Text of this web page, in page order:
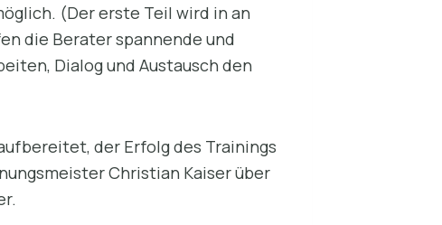
(Der erste Teil wird in an
die Berater spannende und
Dialog und Austausch den
der Erfolg des Trainings
Christian Kaiser über